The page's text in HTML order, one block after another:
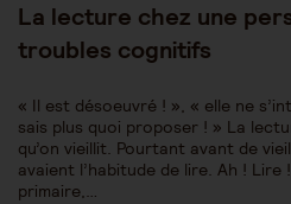
La lecture chez une
troubles cognitifs
« Il est désoeuvré ! », « elle ne
sais plus quoi proposer ! » La
qu’on vieillit. Pourtant avant de
avaient l’habitude de lire. Ah ! Lire
primaire,…